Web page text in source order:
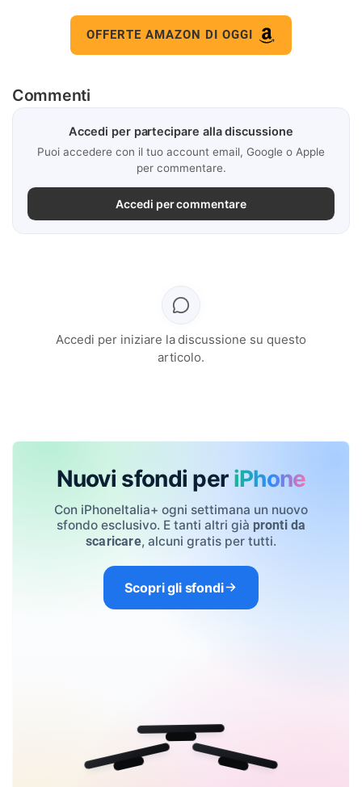
OFFERTE AMAZON DI OGGI
Commenti
Accedi per partecipare alla discussione
Puoi accedere con il tuo account email, Google o Apple
per commentare.
Accedi per commentare
Accedi per iniziare la discussione su questo
articolo.
Nuovi sfondi per iPhone
Con iPhoneItalia+ ogni settimana un nuovo
sfondo esclusivo. E tanti altri già pronti da
scaricare, alcuni gratis per tutti.
Scopri gli sfondi